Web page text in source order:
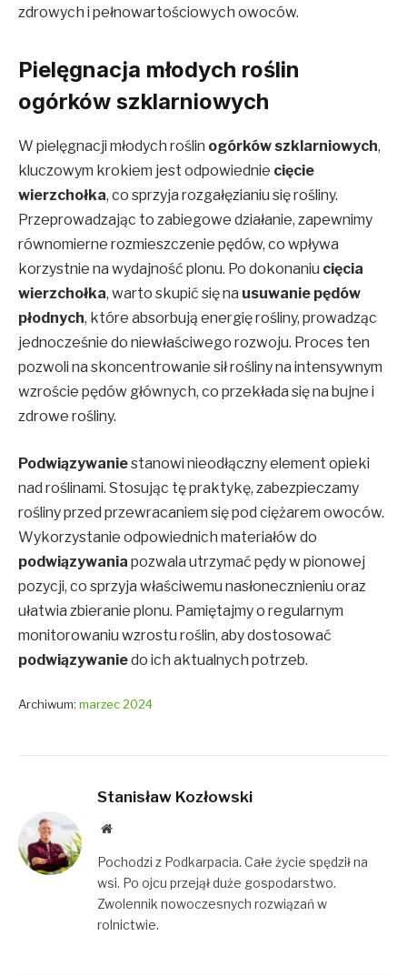
zdrowych i pełnowartościowych owoców.
Pielęgnacja młodych roślin
ogórków szklarniowych
W pielęgnacji młodych roślin ogórków szklarniowych,
kluczowym krokiem jest odpowiednie cięcie
wierzchołka, co sprzyja rozgałęzianiu się rośliny.
Przeprowadzając to zabiegowe działanie, zapewnimy
równomierne rozmieszczenie pędów, co wpływa
korzystnie na wydajność plonu. Po dokonaniu cięcia
wierzchołka, warto skupić się na usuwanie pędów
płodnych, które absorbują energię rośliny, prowadząc
jednocześnie do niewłaściwego rozwoju. Proces ten
pozwoli na skoncentrowanie sił rośliny na intensywnym
wzroście pędów głównych, co przekłada się na bujne i
zdrowe rośliny.
Podwiązywaniestanowi nieodłączny element opieki
nad roślinami. Stosując tę praktykę, zabezpieczamy
rośliny przed przewracaniem się pod ciężarem owoców.
Wykorzystanie odpowiednich materiałów do
podwiązywania pozwala utrzymać pędy w pionowej
pozycji, co sprzyja właściwemu nasłonecznieniu oraz
ułatwia zbieranie plonu. Pamiętajmy o regularnym
monitorowaniu wzrostu roślin, aby dostosować
podwiązywaniedo ich aktualnych potrzeb.
Archiwum: marzec 2024
Stanisław Kozłowski
Website
Pochodzi z Podkarpacia. Całe życie spędził na
wsi. Po ojcu przejął duże gospodarstwo.
Zwolennik nowoczesnych rozwiązań w
rolnictwie.